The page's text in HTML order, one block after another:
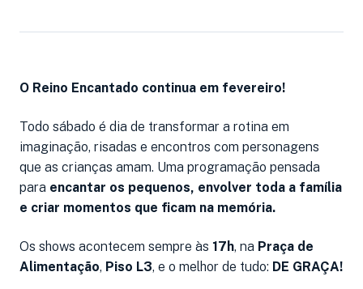
O Reino Encantado continua em fevereiro!
Todo sábado é dia de transformar a rotina em
imaginação, risadas e encontros com personagens
que as crianças amam. Uma programação pensada
para encantar os pequenos, envolver toda a família
e criar momentos que ficam na memória.
Os shows acontecem sempre às 17h, na Praça de
Alimentação, Piso L3, e o melhor de tudo: DE GRAÇA!